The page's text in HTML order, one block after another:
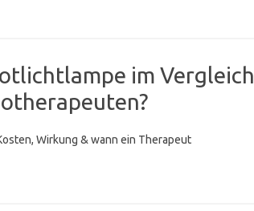
im Vergleich
Wirkung & wann ein Therapeut